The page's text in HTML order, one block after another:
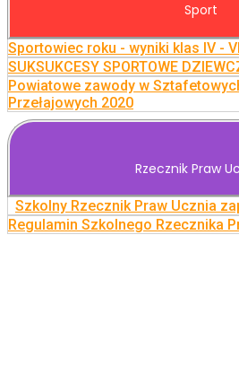
Sport
Sportowiec roku - wyniki klas IV -
SUKSUKCESY SPORTOWE
Powiatowe zawody w
Przełajowych 2020
Rzecznik Praw
Szkolny Rzecznik Praw Ucznia
Regulamin Szkolnego Rzecznika